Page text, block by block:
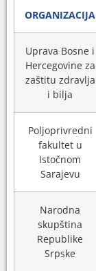
ORGANIZACIJA
Uprava Bosne i
Hercegovine za
zaštitu zdravlja
i bilja
Poljoprivredni
fakultet u
Istočnom
Sarajevu
Narodna
skupština
Republike
Srpske